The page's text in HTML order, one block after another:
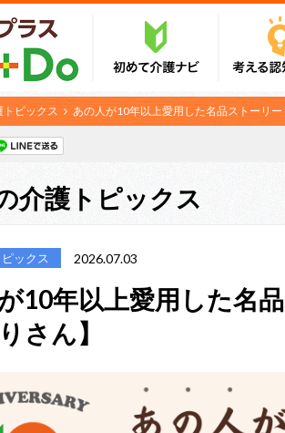
トピックス あの人が10年以上愛用した名品ストーリー
介護トピックス
ックス 2026.07.03
10年以上愛用した名
さん】